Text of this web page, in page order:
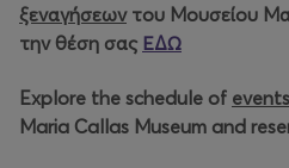
ξεναγήσεωντου Μουσείου
την θέση σας ΕΔΩ
Explore the schedule of
Maria Callas Museum and